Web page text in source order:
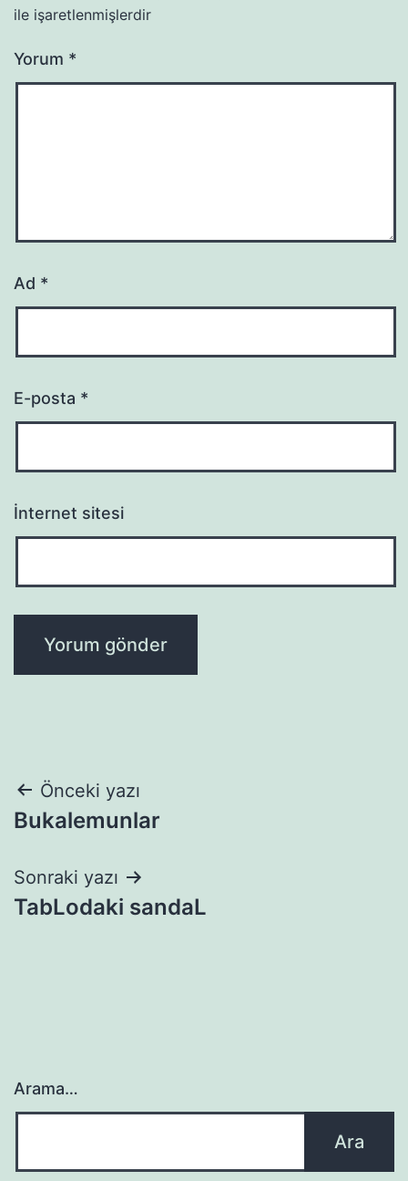
ile işaretlenmişlerdir
Yorum *
Ad *
E-posta *
İnternet sitesi
Yazı
gezinmesi
Önceki yazı
Bukalemunlar
Sonraki yazı
TabLodaki sandaL
Arama…